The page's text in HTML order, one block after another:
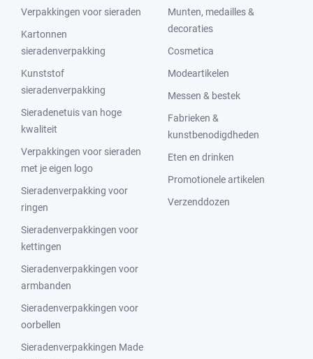
Verpakkingen voor sieraden
Kartonnen
sieradenverpakking
Kunststof
sieradenverpakking
Sieradenetuis van hoge
kwaliteit
Verpakkingen voor sieraden
met je eigen logo
Sieradenverpakking voor
ringen
Sieradenverpakkingen voor
kettingen
Sieradenverpakkingen voor
armbanden
Sieradenverpakkingen voor
oorbellen
Sieradenverpakkingen Made
Munten, medailles &
decoraties
Cosmetica
Modeartikelen
Messen & bestek
Fabrieken &
kunstbenodigdheden
Eten en drinken
Promotionele artikelen
Verzenddozen